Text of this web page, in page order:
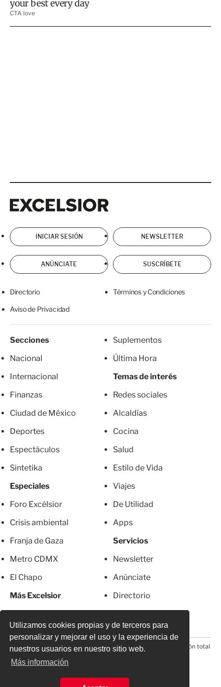
Utilizamos cookies propias y de terceros para
personalizar y mejorar el uso y la experiencia de
nuestros usuarios en nuestro sitio web.
Más información
INICIAR SESIÓN NEWSLETTER
ANÚNCIATE SUSCRÍBETE
Directorio Términos y Condiciones
Aviso de Privacidad
Secciones
Nacional
Internacional
Finanzas
Ciudad de México
Deportes
Espectáculos
Sintetika
Especiales
Foro Excélsior
Crisis ambiental
Franja de Gaza
Metro CDMX
El Chapo
Más Excelsior
Suplementos
Última Hora
Temas de interés
Redes sociales
Alcaldías
Cocina
Salud
Estilo de Vida
Viajes
De Utilidad
Apps
Servicios
Newsletter
Anúnciate
Directorio
© 2026 Todos los derechos reservados. Prohibida la reproducción total
o parcial, incluyendo cualquier medio electrónico*